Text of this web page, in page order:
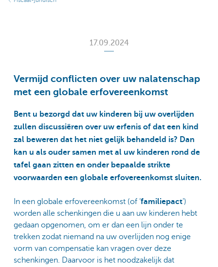
17.09.2024
Vermijd conflicten over uw nalatenschap
met een globale erfovereenkomst
Bent u bezorgd dat uw kinderen bij uw overlijden
zullen discussiëren over uw erfenis of dat een kind
zal beweren dat het niet gelijk behandeld is? Dan
kan u als ouder samen met al uw kinderen rond de
tafel gaan zitten en onder bepaalde strikte
voorwaarden een globale erfovereenkomst sluiten.
In een globale erfovereenkomst (of ‘familiepact’)
worden alle schenkingen die u aan uw kinderen hebt
gedaan opgenomen, om er dan een lijn onder te
trekken zodat niemand na uw overlijden nog enige
vorm van compensatie kan vragen over deze
schenkingen. Daarvoor is het noodzakelijk dat